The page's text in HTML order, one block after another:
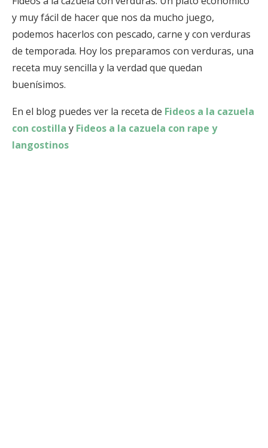
y muy fácil de hacer que nos da mucho juego,
podemos hacerlos con pescado, carne y con verduras
de temporada. Hoy los preparamos con verduras, una
receta muy sencilla y la verdad que quedan
buenísimos.
En el blog puedes ver la receta de Fideos a la cazuela
con costilla y Fideos a la cazuela con rape y
langostinos